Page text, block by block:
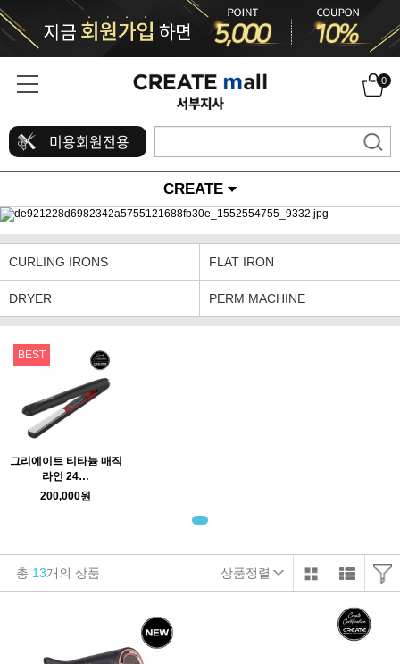
0
미용회원전용
CREATE
CURLING IRONS FLAT IRON
DRYER PERM MACHINE
BEST
그리에이트 티타늄 매직
라인 24…
200,000원
총 13개의 상품 상품정렬